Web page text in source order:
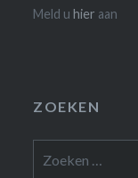
Meld uhier aan
ZOEKEN
naar: